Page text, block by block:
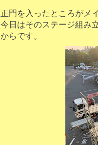
正門を入ったところがメ
今日はそのステージ組み
からです。